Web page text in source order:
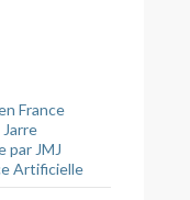
France
par JMJ
Artificielle